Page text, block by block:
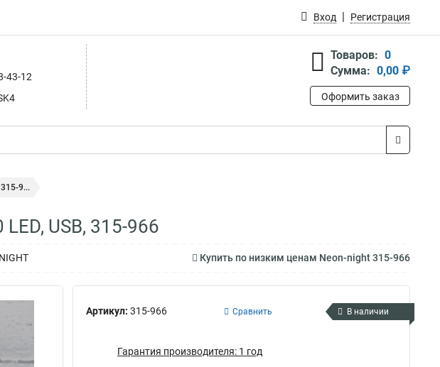
Вход Регистрация
43-12
Товаров: 0
Сумма: 0,00 ₽
Оформить заказ
9...
USB, 315-966
Купить по низким ценам Neon-night 315-966
Артикул: 315-966 Сравнить В наличии
Гарантия производителя: 1 год